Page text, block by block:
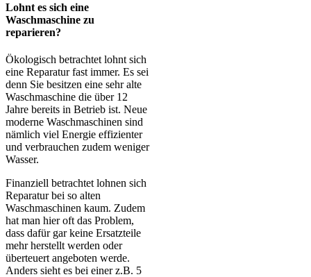
Lohnt es sich eine
Waschmaschine zu
reparieren?
Ökologisch betrachtet lohnt sich
eine Reparatur fast immer. Es sei
denn Sie besitzen eine sehr alte
Waschmaschine die über 12
Jahre bereits in Betrieb ist. Neue
moderne Waschmaschinen sind
nämlich viel Energie effizienter
und verbrauchen zudem weniger
Wasser.
Finanziell betrachtet lohnen sich
Reparatur bei so alten
Waschmaschinen kaum. Zudem
hat man hier oft das Problem,
dass dafür gar keine Ersatzteile
mehr herstellt werden oder
überteuert angeboten werde.
Anders sieht es bei einer z.B. 5